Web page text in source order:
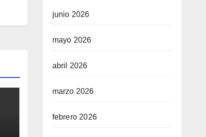
junio 2026
mayo 2026
abril 2026
marzo 2026
febrero 2026